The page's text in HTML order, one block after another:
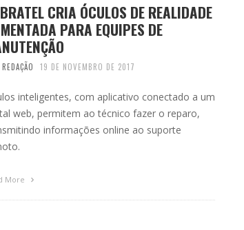
CRIA ÓCULOS DE REALIDADE
PARA EQUIPES DE
REDAÇÃO 19 DE NOVEMBRO DE 2017
inteligentes, com aplicativo conectado a um
web, permitem ao técnico fazer o reparo,
informações online ao suporte
More